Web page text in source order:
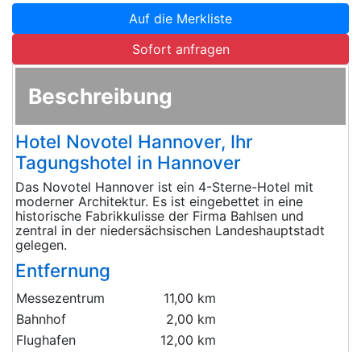
Auf die Merkliste
Sofort anfragen
Beschreibung
Hotel Novotel Hannover, Ihr
Tagungshotel in Hannover
Das Novotel Hannover ist ein 4-Sterne-Hotel mit
moderner Architektur. Es ist eingebettet in eine
historische Fabrikkulisse der Firma Bahlsen und
zentral in der niedersächsischen Landeshauptstadt
gelegen.
Entfernung
Messezentrum
11,00 km
Bahnhof
2,00 km
Flughafen
12,00 km